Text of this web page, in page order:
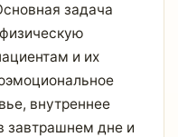
задача
и их
внутреннее
завтрашнем дне и